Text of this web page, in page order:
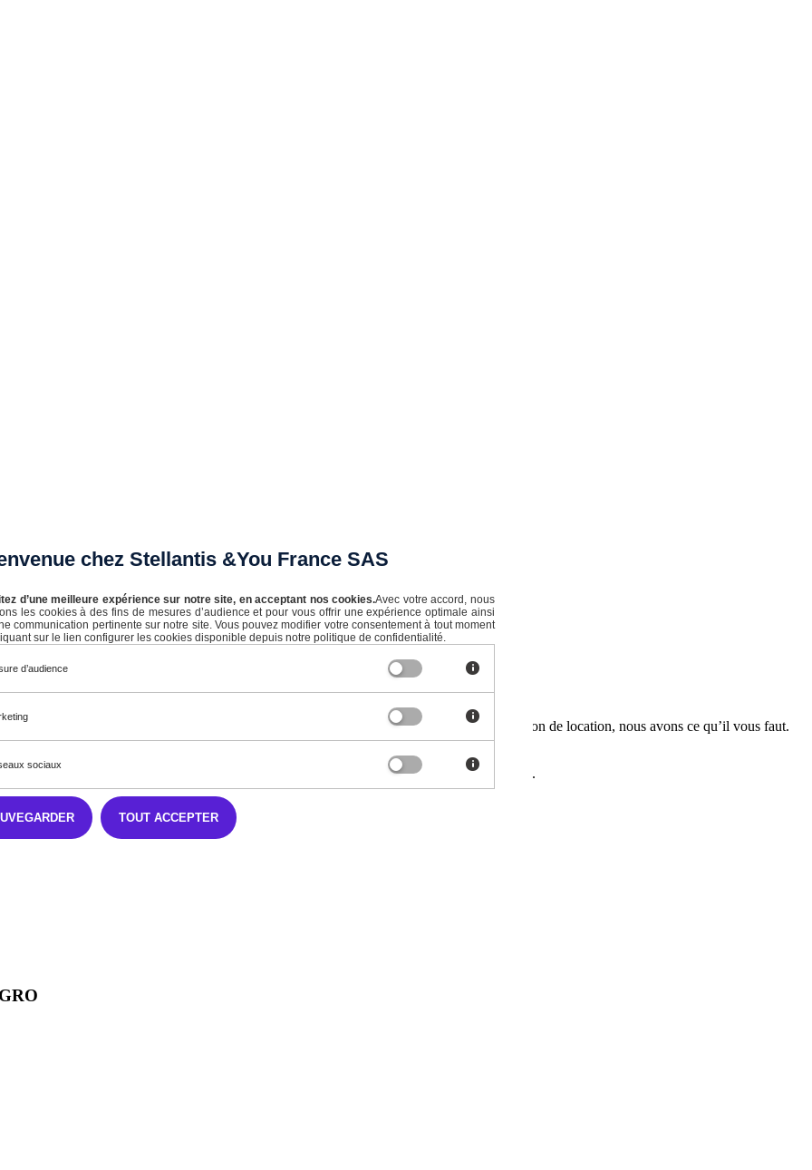
d’un professionnel de l’automobile.
flexibles et adaptées à votre budget. Que vous optiez pour uncrédit
ou une solution de location, nous avons ce qu’il vous faut.
de nos experts vous contactera rapidement pour vous accompagner vers la formule idéale.
remboursement avant de vous engager.
remboursé selon conditions du décret applicable, sous réserve d’éligibilité
chez Stellantis &You France SAS
d’une meilleure expérience sur notre site, en acceptant nos cookies.Avec votre accord, nous
les cookies à des fins de mesures d’audience et pour vous offrir une expérience optimale ainsi
communication pertinente sur notre site. Vous pouvez modifier votre consentement à tout moment
sur le lien configurer les cookies disponible depuis notre politique de confidentialité.
d’audience
sociaux
TOUT ACCEPTER